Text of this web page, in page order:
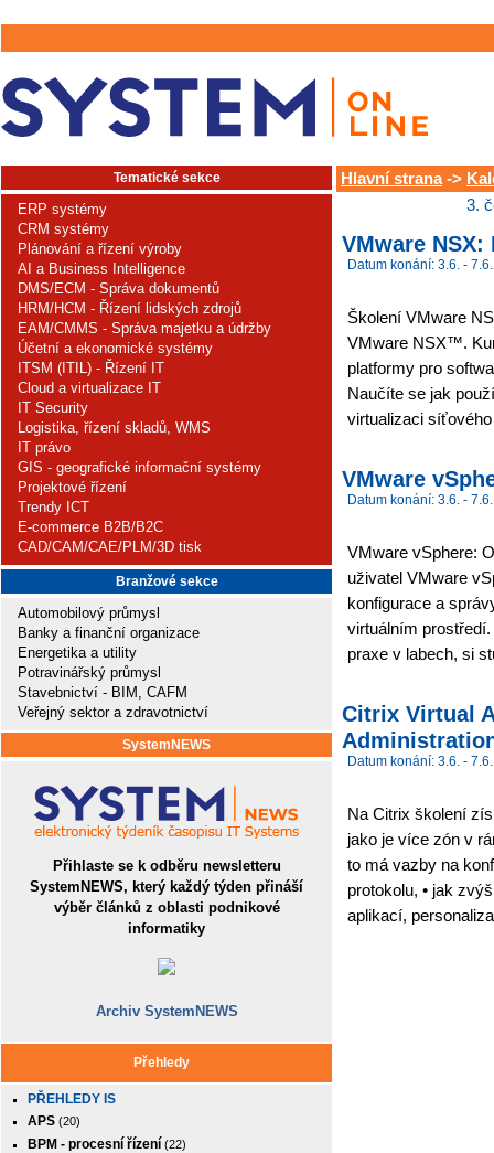
Tematické sekce
ERP systémy
CRM systémy
Plánování a řízení výroby
AI a Business Intelligence
DMS/ECM - Správa dokumentů
HRM/HCM - Řízení lidských zdrojů
EAM/CMMS - Správa majetku a údržby
Účetní a ekonomické systémy
ITSM (ITIL) - Řízení IT
Cloud a virtualizace IT
IT Security
Logistika, řízení skladů, WMS
IT právo
GIS - geografické informační systémy
Projektové řízení
Trendy ICT
E-commerce B2B/B2C
CAD/CAM/CAE/PLM/3D tisk
Branžové sekce
Automobilový průmysl
Banky a finanční organizace
Energetika a utility
Potravinářský průmysl
Stavebnictví - BIM, CAFM
Veřejný sektor a zdravotnictví
SystemNEWS
Přihlaste se k odběru newsletteru
SystemNEWS, který každý týden přináší
výběr článků z oblasti podnikové
informatiky
Archiv SystemNEWS
Přehledy
PŘEHLEDY IS
APS (20)
BPM - procesní řízení (22)
Hlavní strana->
3.
VMware
Datum konání: 3.6. - 7.6.
Školení VMware
VMware NSX™.
platformy pro
Naučíte se jak
virtualizaci
VMware
Datum konání: 3.6. - 7.6.
VMware vSphere:
uživatel VMware
konfigurace a
virtuálním
praxe v labech, si
Citrix Virtual
Datum konání: 3.6. - 7.6.
Na Citrix školení
jako je více zón v
to má vazby na
protokolu, • jak
aplikací,